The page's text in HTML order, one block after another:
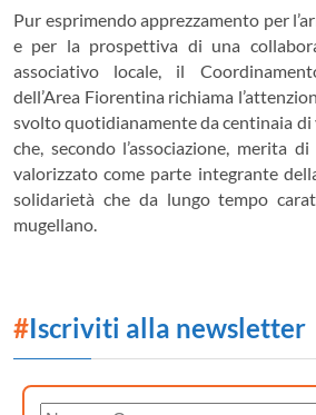
Pur esprimendo apprezzamento per
e per la prospettiva di una
associativo locale, il
dell’Area Fiorentina richiama
svolto quotidianamente da centinaia
che, secondo l’associazione, merita
valorizzato come parte integrante
solidarietà che da lungo tempo
mugellano.
#Iscriviti alla newsletter